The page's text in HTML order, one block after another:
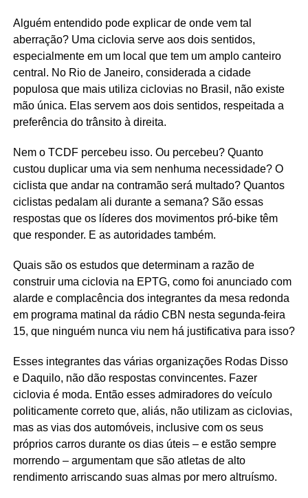
Alguém entendido pode explicar de onde vem tal
aberração? Uma ciclovia serve aos dois sentidos,
especialmente em um local que tem um amplo canteiro
central. No Rio de Janeiro, considerada a cidade
populosa que mais utiliza ciclovias no Brasil, não existe
mão única. Elas servem aos dois sentidos, respeitada a
preferência do trânsito à direita.
Nem o TCDF percebeu isso. Ou percebeu? Quanto
custou duplicar uma via sem nenhuma necessidade? O
ciclista que andar na contramão será multado? Quantos
ciclistas pedalam ali durante a semana? São essas
respostas que os líderes dos movimentos pró-bike têm
que responder. E as autoridades também.
Quais são os estudos que determinam a razão de
construir uma ciclovia na EPTG, como foi anunciado com
alarde e complacência dos integrantes da mesa redonda
em programa matinal da rádio CBN nesta segunda-feira
15, que ninguém nunca viu nem há justificativa para isso?
Esses integrantes das várias organizações Rodas Disso
e Daquilo, não dão respostas convincentes. Fazer
ciclovia é moda. Então esses admiradores do veículo
politicamente correto que, aliás, não utilizam as ciclovias,
mas as vias dos automóveis, inclusive com os seus
próprios carros durante os dias úteis – e estão sempre
morrendo – argumentam que são atletas de alto
rendimento arriscando suas almas por mero altruísmo.